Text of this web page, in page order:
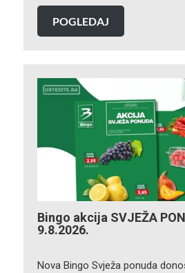
POGLEDAJ
Bingo akcija SVJEŽA
9.8.2026.
Nova Bingo Svježa ponuda